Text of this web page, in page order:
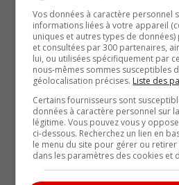
Vos données à caractère personnel
informations liées à votre appareil
uniques et autres types de
et consultées par 300 partenaires,
lui, ou utilisées spécifiquement par
nous-mêmes sommes susceptibles
géolocalisation précises. Liste des
Certains fournisseurs sont
données à caractère personnel sur
légitime. Vous pouvez vous y
ci-dessous. Recherchez un lien en
le menu du site pour gérer ou
dans les paramètres des cookies et